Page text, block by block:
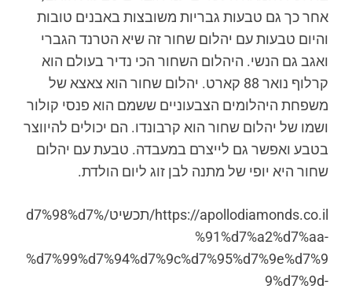
אחר כך גם טבעות גבריות משובצות באבנים טובות
והיום טבעות עם יהלום שחור זה שיא הטרנד הגברי
ואגב גם הנשי. היהלום השחור הכי נדיר בעולם הוא
קרלוף נואר 88 קארט. יהלום שחור הוא צאצא של
משפחת היהלומים הצבעוניים ששמם הוא פנסי קולור
ושמו של יהלום שחור הוא קרבונדו. הם יכולים להיווצר
בטבע ואפשר גם לייצרם במעבדה. טבעת עם יהלום
שחור היא יופי של מתנה לבן זוג ליום הולדת.
https://apollodiamonds.co.il/תכשיט/%d7%98%d7
%91%d7%a2%d7%aa-
%d7%99%d7%94%d7%9c%d7%95%d7%9e%d7%9
9%d7%9d-